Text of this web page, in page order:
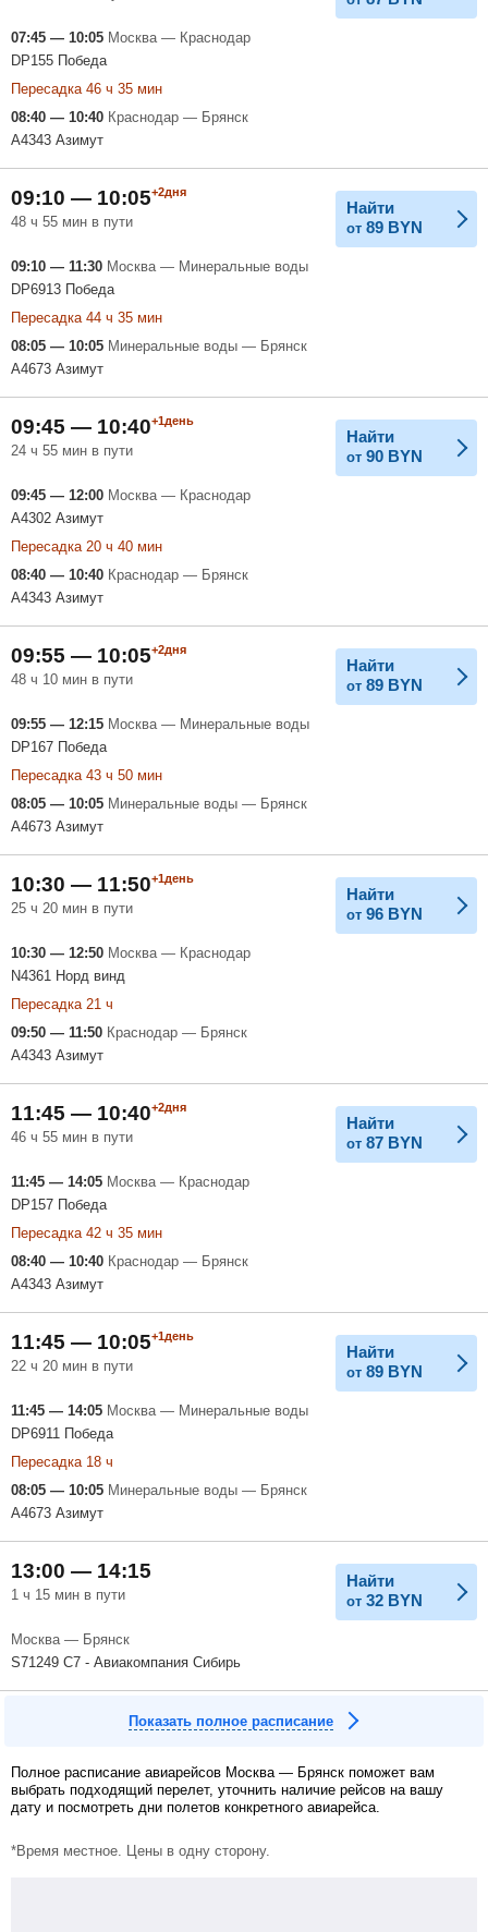
07:45 — 10:05 Москва — Краснодар
DP155 Победа
Пересадка 46 ч 35 мин
08:40 — 10:40 Краснодар — Брянск
A4343 Азимут
09:10 — 10:05+2дня
48 ч 55 мин в пути
Найти
от 89 BYN
09:10 — 11:30 Москва — Минеральные воды
DP6913 Победа
Пересадка 44 ч 35 мин
08:05 — 10:05 Минеральные воды — Брянск
A4673 Азимут
09:45 — 10:40+1день
24 ч 55 мин в пути
Найти
от 90 BYN
09:45 — 12:00 Москва — Краснодар
A4302 Азимут
Пересадка 20 ч 40 мин
08:40 — 10:40 Краснодар — Брянск
A4343 Азимут
09:55 — 10:05+2дня
48 ч 10 мин в пути
Найти
от 89 BYN
09:55 — 12:15 Москва — Минеральные воды
DP167 Победа
Пересадка 43 ч 50 мин
08:05 — 10:05 Минеральные воды — Брянск
A4673 Азимут
10:30 — 11:50+1день
25 ч 20 мин в пути
Найти
от 96 BYN
10:30 — 12:50 Москва — Краснодар
N4361 Норд винд
Пересадка 21 ч
09:50 — 11:50 Краснодар — Брянск
A4343 Азимут
11:45 — 10:40+2дня
46 ч 55 мин в пути
Найти
от 87 BYN
11:45 — 14:05 Москва — Краснодар
DP157 Победа
Пересадка 42 ч 35 мин
08:40 — 10:40 Краснодар — Брянск
A4343 Азимут
11:45 — 10:05+1день
22 ч 20 мин в пути
Найти
от 89 BYN
11:45 — 14:05 Москва — Минеральные воды
DP6911 Победа
Пересадка 18 ч
08:05 — 10:05 Минеральные воды — Брянск
A4673 Азимут
13:00 — 14:15
1 ч 15 мин в пути
Найти
от 32 BYN
Москва — Брянск
S71249 С7 - Авиакомпания Сибирь
Показать полное расписание
Полное расписание авиарейсов Москва — Брянск поможет вам
выбрать подходящий перелет, уточнить наличие рейсов на вашу
дату и посмотреть дни полетов конкретного авиарейса.
*Время местное. Цены в одну сторону.